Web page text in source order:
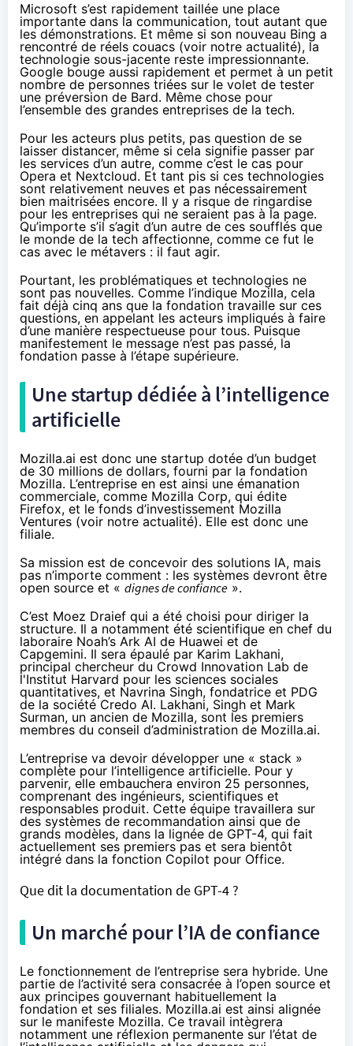
Microsoft s’est rapidement taillée une place
importante dans la communication, tout autant que
les démonstrations. Et même si son nouveau Bing a
rencontré de réels couacs (voir notre actualité), la
technologie sous-jacente reste impressionnante.
Google bouge aussi rapidement et permet à un petit
nombre de personnes triées sur le volet de tester
une préversion de Bard. Même chose pour
l’ensemble des grandes entreprises de la tech.
Pour les acteurs plus petits, pas question de se
laisser distancer, même si cela signifie passer par
les services d’un autre, comme c’est le cas pour
Opera et Nextcloud. Et tant pis si ces technologies
sont relativement neuves et pas nécessairement
bien maitrisées encore. Il y a risque de ringardise
pour les entreprises qui ne seraient pas à la page.
Qu’importe s’il s’agit d’un autre de ces soufflés que
le monde de la tech affectionne, comme ce fut le
cas avec le métavers : il faut agir.
Pourtant, les problématiques et technologies ne
sont pas nouvelles. Comme l’indique Mozilla, cela
fait déjà cinq ans que la fondation travaille sur ces
questions, en appelant les acteurs impliqués à faire
d’une manière respectueuse pour tous. Puisque
manifestement le message n’est pas passé, la
fondation passe à l’étape supérieure.
Une startup dédiée à l’intelligence
artificielle
Mozilla.ai est donc une startup dotée d’un budget
de 30 millions de dollars, fourni par la fondation
Mozilla. L’entreprise en est ainsi une émanation
commerciale, comme Mozilla Corp, qui édite
Firefox, et le fonds d’investissement Mozilla
Ventures (voir notre actualité). Elle est donc une
filiale.
Sa mission est de concevoir des solutions IA, mais
pas n’importe comment : les systèmes devront être
open source et « dignes de confiance ».
C’est Moez Draief qui a été choisi pour diriger la
structure. Il a notamment été scientifique en chef du
laboraire Noah’s Ark AI de Huawei et de
Capgemini. Il sera épaulé par Karim Lakhani,
principal chercheur du Crowd Innovation Lab de
l'Institut Harvard pour les sciences sociales
quantitatives, et Navrina Singh, fondatrice et PDG
de la société Credo AI. Lakhani, Singh et Mark
Surman, un ancien de Mozilla, sont les premiers
membres du conseil d’administration de Mozilla.ai.
L’entreprise va devoir développer une « stack »
complète pour l’intelligence artificielle. Pour y
parvenir, elle embauchera environ 25 personnes,
comprenant des ingénieurs, scientifiques et
responsables produit. Cette équipe travaillera sur
des systèmes de recommandation ainsi que de
grands modèles, dans la lignée de GPT-4, qui fait
actuellement ses premiers pas et sera bientôt
intégré dans la fonction Copilot pour Office.
Que dit la documentation de GPT-4 ?
Un marché pour l’IA de confiance
Le fonctionnement de l’entreprise sera hybride. Une
partie de l’activité sera consacrée à l’open source et
aux principes gouvernant habituellement la
fondation et ses filiales. Mozilla.ai est ainsi alignée
sur le manifeste Mozilla. Ce travail intègrera
notamment une réflexion permanente sur l’état de